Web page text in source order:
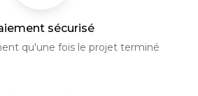
sécurisé
qu'une fois le projet terminé